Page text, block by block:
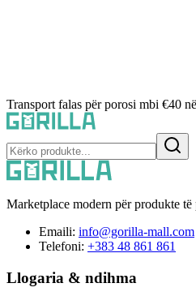
Transport falas për porosi mbi €40
Marketplace modern për produkte
Emaili: info@gorilla-mall.com
Telefoni: +383 48 861 861
Llogaria & ndihma